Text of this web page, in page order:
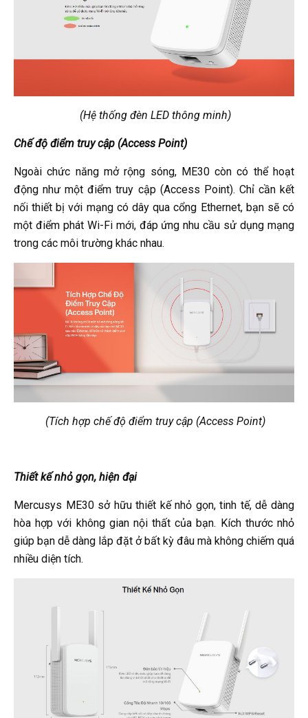
(Hệ thống đèn LED thông minh)
Chế độ điểm truy cập (Access Point)
Ngoài chức năng mở rộng sóng, ME30 còn có thể hoạt
động như một điểm truy cập (Access Point). Chỉ cần kết
nối thiết bị với mạng có dây qua cổng Ethernet, bạn sẽ có
một điểm phát Wi-Fi mới, đáp ứng nhu cầu sử dụng mạng
trong các môi trường khác nhau.
(Tích hợp chế độ điểm truy cập (Access Point)
Thiết kế nhỏ gọn, hiện đại
Mercusys ME30 sở hữu thiết kế nhỏ gọn, tinh tế, dễ dàng
hòa hợp với không gian nội thất của bạn. Kích thước nhỏ
giúp bạn dễ dàng lắp đặt ở bất kỳ đâu mà không chiếm quá
nhiều diện tích.